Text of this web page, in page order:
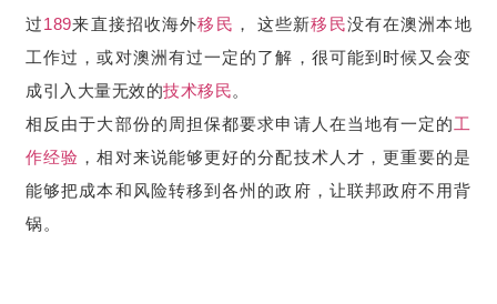
过189来直接招收海外移民 ， 这些新移民没有在澳洲本地
工作过，或对澳洲有过一定的了解，很可能到时候又会变
成引入大量无效的技术移民。
相反由于大部份的周担保都要求申请人在当地有一定的工
作经验 ，相对来说能够更好的分配技术人才，更重要的是
能够把成本和风险转移到各州的政府，让联邦政府不用背
锅。